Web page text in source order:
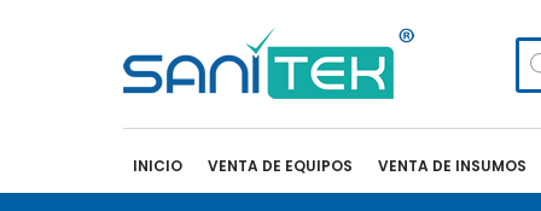
de
INICIO VENTA DE EQUIPOS VENTA DE INSUMOS